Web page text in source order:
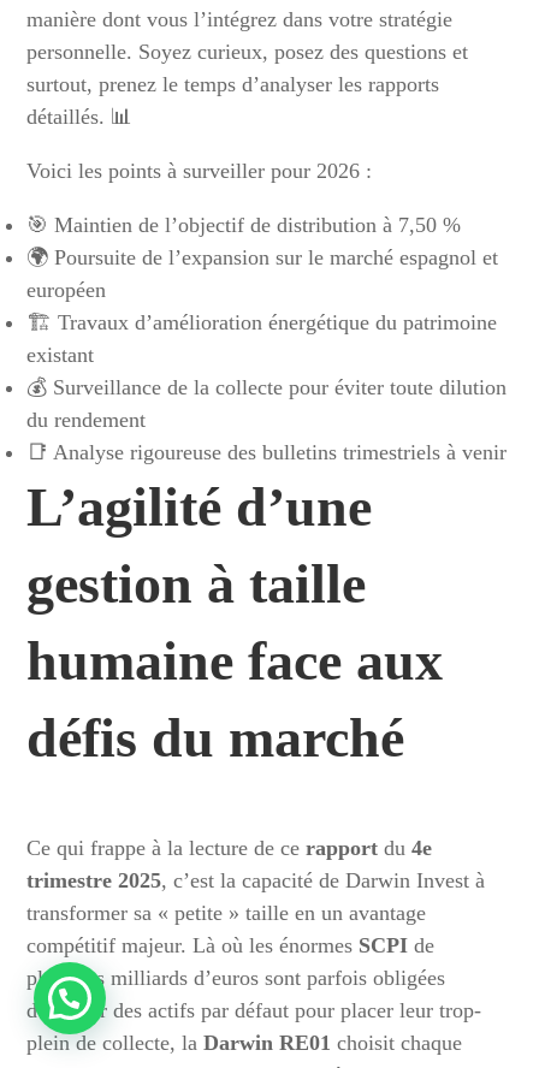
manière dont vous l’intégrez dans votre stratégie
personnelle. Soyez curieux, posez des questions et
surtout, prenez le temps d’analyser les rapports
détaillés. 📊
Voici les points à surveiller pour 2026 :
🎯 Maintien de l’objectif de distribution à 7,50 %
🌍 Poursuite de l’expansion sur le marché espagnol et
européen
🏗️ Travaux d’amélioration énergétique du patrimoine
existant
💰 Surveillance de la collecte pour éviter toute dilution
du rendement
📑 Analyse rigoureuse des bulletins trimestriels à venir
L’agilité d’une
gestion à taille
humaine face aux
défis du marché
Ce qui frappe à la lecture de cerapport du4e
trimestre 2025, c’est la capacité de Darwin Invest à
transformer sa « petite » taille en un avantage
compétitif majeur. Là où les énormes SCPI de
plusieurs milliards d’euros sont parfois obligées
d’acheter des actifs par défaut pour placer leur trop-
plein de collecte, laDarwin RE01 choisit chaque